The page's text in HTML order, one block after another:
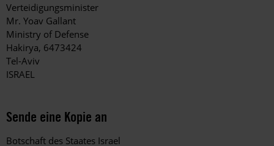
Verteidigungsminister
Mr. Yoav Gallant
Ministry of Defense
Hakirya, 6473424
Tel-Aviv
ISRAEL
Sende eine Kopie an
Botschaft des Staates Israel